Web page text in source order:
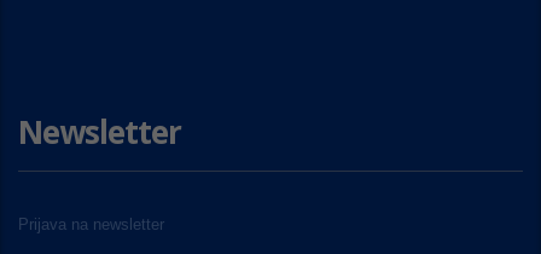
Newsletter
Prijava na newsletter